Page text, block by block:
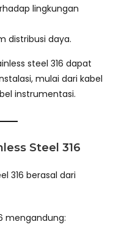
lingkungan
distribusi daya.
steel 316 dapat
mulai dari kabel
instrumentasi.
Steel 316
316 berasal dari
mengandung: